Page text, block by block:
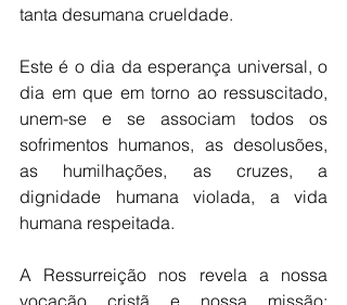
tanta desumana crueldade.
Este é o dia da esperança universal, o
dia em que em torno ao ressuscitado,
unem-se e se associam todos os
sofrimentos humanos, as desolusões,
as humilhações, as cruzes, a
dignidade humana violada, a vida
humana respeitada.
A Ressurreição nos revela a nossa
vocação cristã e nossa missão: